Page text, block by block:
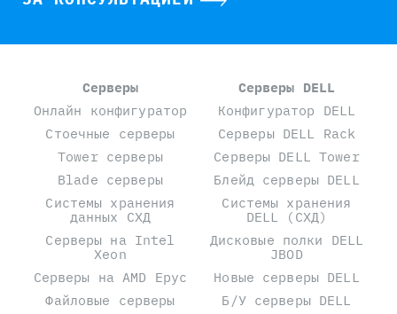
Серверы
Онлайн конфигуратор
Стоечные серверы
Tower серверы
Blade серверы
Системы хранения
данных СХД
Серверы на Intel
Xeon
Серверы на AMD Epyc
Файловые серверы
Серверы DELL
Конфигуратор DELL
Серверы DELL Rack
Серверы DELL Tower
Блейд серверы DELL
Системы хранения
DELL (СХД)
Дисковые полки DELL
JBOD
Новые серверы DELL
Б/У серверы DELL